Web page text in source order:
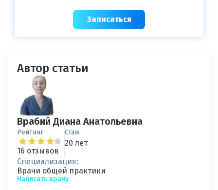
Записаться
Автор статьи
Врабий Диана Анатольевна
Рейтинг
16 отзывов
Стаж
20 лет
Специализация:
Врачи общей практики
Написать врачу